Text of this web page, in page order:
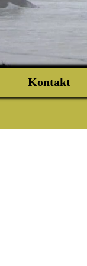
Kontakt